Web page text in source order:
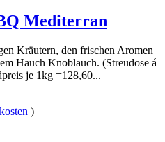
Mediterran
Kräutern, den frischen Aromen
Hauch Knoblauch. (Streudose á
je 1kg =128,60...
)